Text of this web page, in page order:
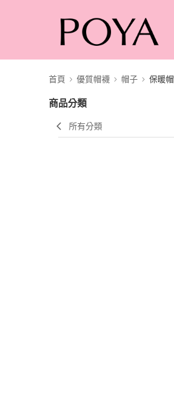
首頁 優質帽襪 帽子 保暖帽
商品分類
所有分類